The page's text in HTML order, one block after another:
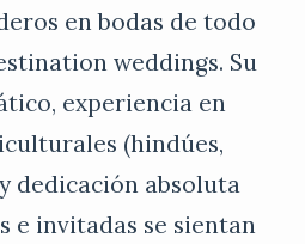
en bodas de todo
weddings. Su
experiencia en
(hindúes,
dedicación absoluta
e invitadas se sientan